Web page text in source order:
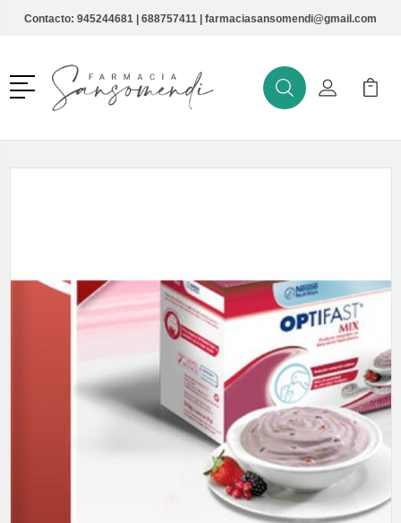
Contacto: 945244681 | 688757411 | farmaciasansomendi@gmail.com
Menú
BuscarMi Cuenta
Mi